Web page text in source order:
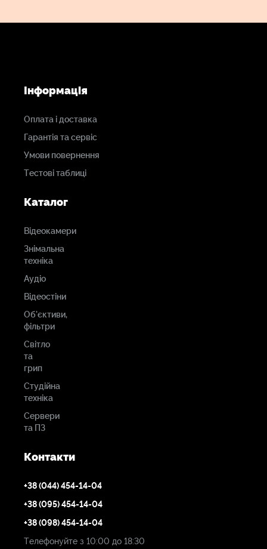
Інформація
Оплата і доставка
Гарантія та сервіс
Умови повернення
Тестові таблиці
Каталог
Відеокамери
Знімальна
техніка
Аудіо
Відеостіни
Об'єктиви,
фільтри
Світло
та
грип
Студійна
техніка
Сервери
та ПЗ
Контакти
+38 (044) 454-14-04
+38 (095) 454-14-04
+38 (098) 454-14-04
Телефонуйте з 10:00 до 18:30